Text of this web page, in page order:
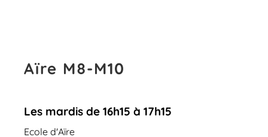
Aïre M8-M10
Les mardis de 16h15 à 17h15
Ecole d'Aïre